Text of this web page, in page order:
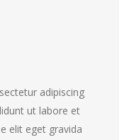
adipiscing
ut labore et
elit eget gravida